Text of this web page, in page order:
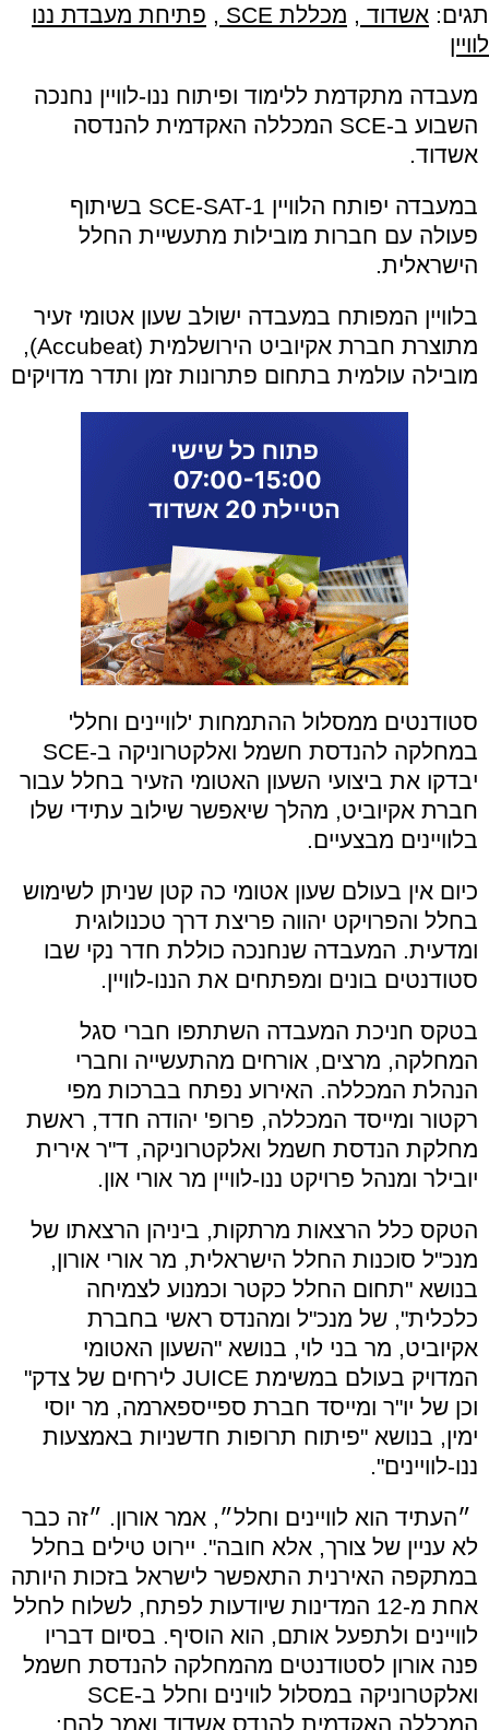
תגים: אשדוד , מכללת SCE , פתיחת מעבדת ננו
לוויין
מעבדה מתקדמת ללימוד ופיתוח ננו-לוויין נחנכה
השבוע ב-SCE המכללה האקדמית להנדסה
אשדוד.
במעבדה יפותח הלוויין SCE-SAT-1 בשיתוף
פעולה עם חברות מובילות מתעשיית החלל
הישראלית.
בלוויין המפותח במעבדה ישולב שעון אטומי זעיר
מתוצרת חברת אקיוביט הירושלמית (Accubeat),
מובילה עולמית בתחום פתרונות זמן ותדר מדויקים
סטודנטים ממסלול ההתמחות 'לוויינים וחלל'
במחלקה להנדסת חשמל ואלקטרוניקה ב-SCE
יבדקו את ביצועי השעון האטומי הזעיר בחלל עבור
חברת אקיוביט, מהלך שיאפשר שילוב עתידי שלו
בלוויינים מבצעיים.
כיום אין בעולם שעון אטומי כה קטן שניתן לשימוש
בחלל והפרויקט יהווה פריצת דרך טכנולוגית
ומדעית. המעבדה שנחנכה כוללת חדר נקי שבו
סטודנטים בונים ומפתחים את הננו-לוויין.
בטקס חניכת המעבדה השתתפו חברי סגל
המחלקה, מרצים, אורחים מהתעשייה וחברי
הנהלת המכללה. האירוע נפתח בברכות מפי
רקטור ומייסד המכללה, פרופ' יהודה חדד, ראשת
מחלקת הנדסת חשמל ואלקטרוניקה, ד"ר אירית
יובילר ומנהל פרויקט ננו-לוויין מר אורי און.
הטקס כלל הרצאות מרתקות, ביניהן הרצאתו של
מנכ"ל סוכנות החלל הישראלית, מר אורי אורון,
בנושא "תחום החלל כקטר וכמנוע לצמיחה
כלכלית", של מנכ"ל ומהנדס ראשי בחברת
אקיוביט, מר בני לוי, בנושא "השעון האטומי
המדויק בעולם במשימת JUICE לירחים של צדק"
וכן של יו"ר ומייסד חברת ספייספארמה, מר יוסי
ימין, בנושא "פיתוח תרופות חדשניות באמצעות
ננו-לוויינים".
״העתיד הוא לוויינים וחלל״, אמר אורון. ״זה כבר
לא עניין של צורך, אלא חובה". יירוט טילים בחלל
במתקפה האירנית התאפשר לישראל בזכות היותה
אחת מ-12 המדינות שיודעות לפתח, לשלוח לחלל
לוויינים ולתפעל אותם, הוא הוסיף. בסיום דבריו
פנה אורון לסטודנטים מהמחלקה להנדסת חשמל
ואלקטרוניקה במסלול לווינים וחלל ב-SCE
המכללה האקדמית להנדס אשדוד ואמר להם: